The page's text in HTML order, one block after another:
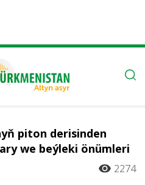
piton derisinden
we beýleki önümleri
2274